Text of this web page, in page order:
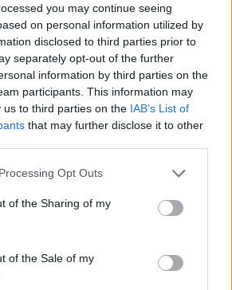
you may continue seeing
on personal information utilized by
disclosed to third parties prior to
separately opt-out of the further
information by third parties on the
participants. This information may
us to third parties on the IAB’s List of
that may further disclose it to other
Opt Outs
of the Sharing of my
of the Sale of my
būklę pranešė jos mama
Jos šeima jau anksčiau
nes turėjo įtarimų, kad
į sekso vergiją.
to, kai šeimos nariai sužinojo
sutiktus vyrus, kurių vardai